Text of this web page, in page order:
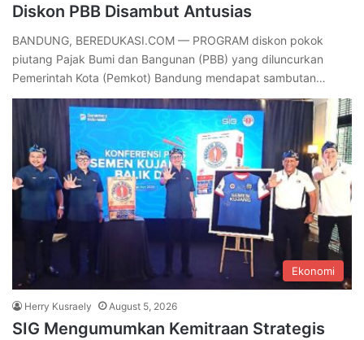
Diskon PBB Disambut Antusias
BANDUNG, BEREDUKASI.COM — PROGRAM diskon pokok
piutang Pajak Bumi dan Bangunan (PBB) yang diluncurkan
Pemerintah Kota (Pemkot) Bandung mendapat sambutan…
Ekonomi
Herry Kusraely August 5, 2026
SIG Mengumumkan Kemitraan Strategis